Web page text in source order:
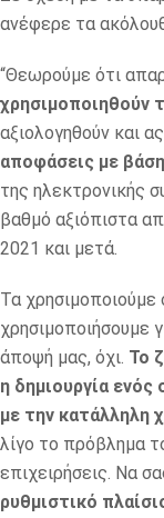
ανέφερε τα
“Θεωρούμε ότι
χρησιμοποιηθούν
αξιολογηθούν και
αποφάσεις με
της ηλεκτρονικής
βαθμό αξιόπιστα
2021 και μετά.
Τα
χρησιμοποιήσουμε
άποψή μας, όχι. Το
η δημιουργία
με την κατάλληλη
λίγο το πρόβλημα
επιχειρήσεις. Να
ρυθμιστικό